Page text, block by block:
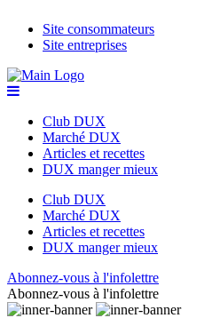
Site consommateurs
Site entreprises
Club DUX
Marché DUX
Articles et recettes
DUX manger mieux
Club DUX
Marché DUX
Articles et recettes
DUX manger mieux
Abonnez-vous à l'infolettre
Abonnez-vous à l'infolettre